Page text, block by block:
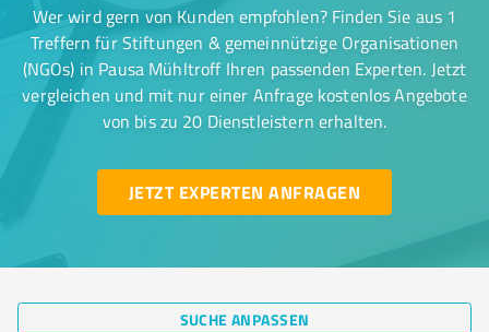
Wer wird gern von Kunden empfohlen? Finden Sie aus 1
Treffern für Stiftungen & gemeinnützige Organisationen
(NGOs) in Pausa Mühltroff Ihren passenden Experten. Jetzt
vergleichen und mit nur einer Anfrage kostenlos Angebote
von bis zu 20 Dienstleistern erhalten.
JETZT EXPERTEN ANFRAGEN
SUCHE ANPASSEN